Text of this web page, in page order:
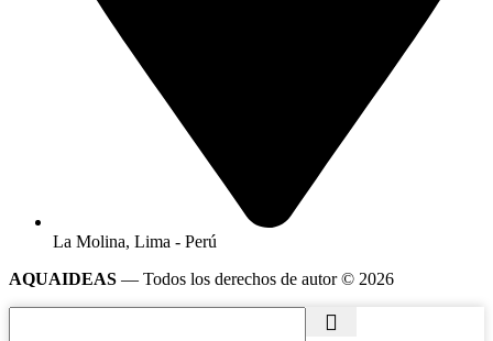
La Molina, Lima - Perú
AQUAIDEAS — Todos los derechos de autor © 2026